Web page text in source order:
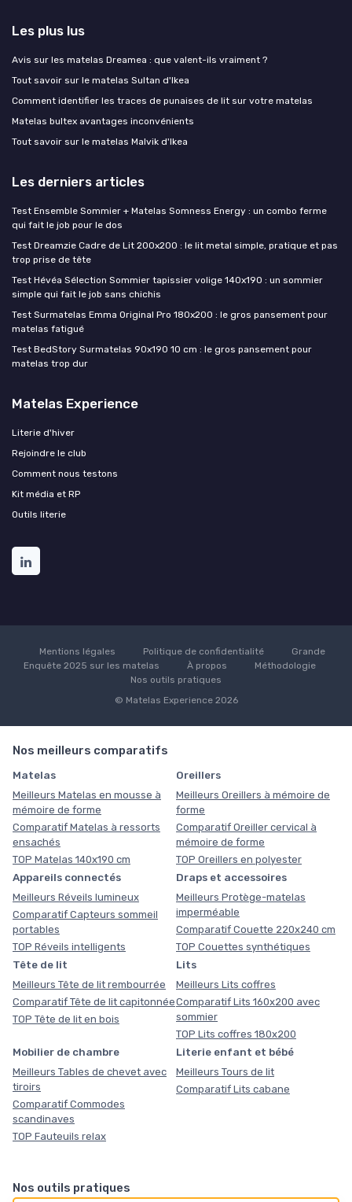
Les plus lus
Avis sur les matelas Dreamea : que valent-ils vraiment ?
Tout savoir sur le matelas Sultan d'Ikea
Comment identifier les traces de punaises de lit sur votre matelas
Matelas bultex avantages inconvénients
Tout savoir sur le matelas Malvik d'Ikea
Les derniers articles
Test Ensemble Sommier + Matelas Somness Energy : un combo ferme
qui fait le job pour le dos
Test Dreamzie Cadre de Lit 200x200 : le lit metal simple, pratique et pas
trop prise de tête
Test Hévéa Sélection Sommier tapissier volige 140x190 : un sommier
simple qui fait le job sans chichis
Test Surmatelas Emma Original Pro 180x200 : le gros pansement pour
matelas fatigué
Test BedStory Surmatelas 90x190 10 cm : le gros pansement pour
matelas trop dur
Matelas Experience
Literie d'hiver
Rejoindre le club
Comment nous testons
Kit média et RP
Outils literie
Mentions légales Politique de confidentialité
Grande
Enquête 2025 sur les matelas
À propos
Méthodologie
Nos outils pratiques
© Matelas Experience 2026
Nos meilleurs comparatifs
Matelas
Meilleurs Matelas en mousse à
mémoire de forme
Comparatif Matelas à ressorts
ensachés
TOP Matelas 140x190 cm
Oreillers
Meilleurs Oreillers à mémoire de
forme
Comparatif Oreiller cervical à
mémoire de forme
TOP Oreillers en polyester
Appareils connectés
Meilleurs Réveils lumineux
Comparatif Capteurs sommeil
portables
TOP Réveils intelligents
Draps et accessoires
Meilleurs Protège-matelas
imperméable
Comparatif Couette 220x240 cm
TOP Couettes synthétiques
Tête de lit
Meilleurs Tête de lit rembourrée
Comparatif Tête de lit capitonnée
TOP Tête de lit en bois
Lits
Meilleurs Lits coffres
Comparatif Lits 160x200 avec
sommier
TOP Lits coffres 180x200
Mobilier de chambre
Meilleurs Tables de chevet avec
tiroirs
Comparatif Commodes
scandinaves
TOP Fauteuils relax
Literie enfant et bébé
Meilleurs Tours de lit
Comparatif Lits cabane
Nos outils pratiques